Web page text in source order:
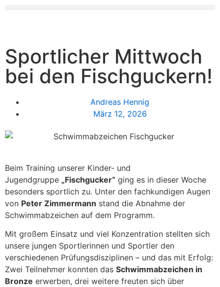
Sportlicher Mittwoch
bei den Fischguckern!
Andreas Hennig
März 12, 2026
Beim Training unserer Kinder- und
Jugendgruppe „Fischgucker“ ging es in dieser Woche
besonders sportlich zu. Unter den fachkundigen Augen
von Peter Zimmermann stand die Abnahme der
Schwimmabzeichen auf dem Programm.
Mit großem Einsatz und viel Konzentration stellten sich
unsere jungen Sportlerinnen und Sportler den
verschiedenen Prüfungsdisziplinen – und das mit Erfolg:
Zwei Teilnehmer konnten das Schwimmabzeichen in
Bronze erwerben, drei weitere freuten sich über